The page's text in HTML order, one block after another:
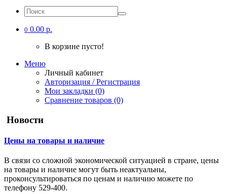
0 0.00 р.
В корзине пусто!
Меню
Личный кабинет
Авторизация / Регистрация
Мои закладки (0)
Сравнение товаров (0)
Новости
Цены на товары и наличие
В связи со сложной экономической ситуацией в стране, цены
на товары и наличие могут быть неактуальны,
проконсультироваться по ценам и наличию можете по
телефону 529-400.